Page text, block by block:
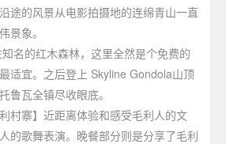
途的风景从电影拍摄地的连绵青山一直
景象。
名的红木森林，这里全然是个免费的
适宜。之后登上 Skyline Gondola山顶
鲁瓦全镇尽收眼底。
村寨】近距离体验和感受毛利人的文
的歌舞表演。晚餐部分则是分享了毛利